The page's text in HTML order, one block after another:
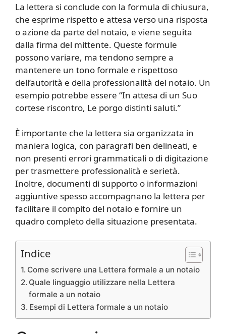
La lettera si conclude con la formula di chiusura,
che esprime rispetto e attesa verso una risposta
o azione da parte del notaio, e viene seguita
dalla firma del mittente. Queste formule
possono variare, ma tendono sempre a
mantenere un tono formale e rispettoso
dell’autorità e della professionalità del notaio. Un
esempio potrebbe essere “In attesa di un Suo
cortese riscontro, Le porgo distinti saluti.”
È importante che la lettera sia organizzata in
maniera logica, con paragrafi ben delineati, e
non presenti errori grammaticali o di digitazione
per trasmettere professionalità e serietà.
Inoltre, documenti di supporto o informazioni
aggiuntive spesso accompagnano la lettera per
facilitare il compito del notaio e fornire un
quadro completo della situazione presentata.
Indice
Come scrivere una Lettera formale a un notaio
Quale linguaggio utilizzare nella Lettera
formale a un notaio
Esempi di Lettera formale a un notaio